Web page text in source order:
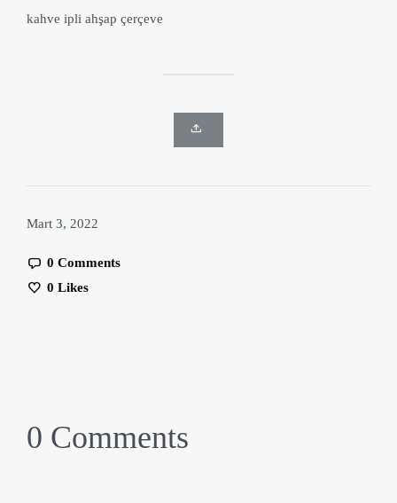
kahve ipli ahşap çerçeve
Mart 3, 2022
0 Comments
0 Likes
0 Comments